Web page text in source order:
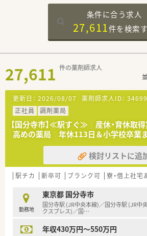
条件に合う求人
27,611件を検索
27,611 件の薬剤師求人
更新日： 2026/08/07 薬剤師求人ID： 34699
正社員
調剤薬局
【国分寺市】≪駅すぐ≫ 産休・育休取
高めの薬局 年休113日＆小学校卒業ま
検討リストに追
駅チカ 新卒可 ブランク可 寮・借上社宅
勤務地
東京都 国分寺市
国分寺駅 (JR中央本線)／国分寺駅 (JR中
クスプレス)／国…
年収430万円～550万円